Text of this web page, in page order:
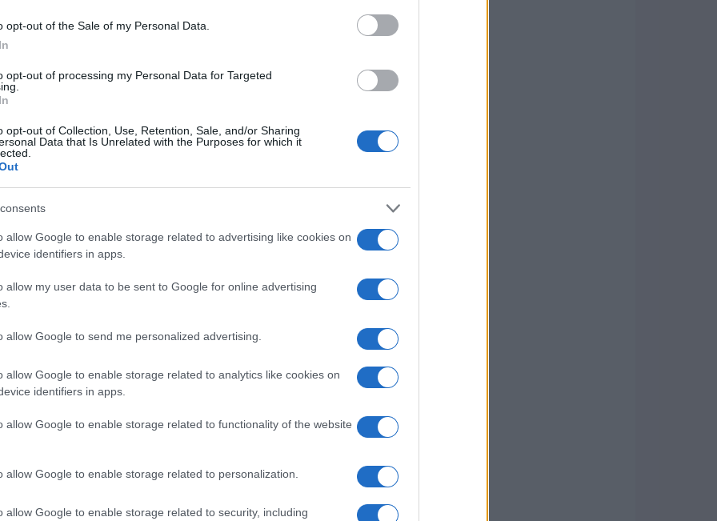
opt-out of the Sale of my Personal Data.
opt-out of processing my Personal Data for Targeted
opt-out of Collection, Use, Retention, Sale, and/or Sharing
Data that Is Unrelated with the Purposes for which it
allow Google to enable storage related to advertising like cookies on
identifiers in apps.
allow my user data to be sent to Google for online advertising
allow Google to send me personalized advertising.
allow Google to enable storage related to analytics like cookies on
identifiers in apps.
allow Google to enable storage related to functionality of the website
allow Google to enable storage related to personalization.
allow Google to enable storage related to security, including
h2>
viaggio: è un atto di fede profondo e
diocesi di Kasana-Luweero, questo viaggio
il proprio credo e portare speranza
Mpanga sottolinea che attraversare la
è un gesto simbolico che rinvigorisce la fede.
a sostenere la croce nei momenti difficili.
quindi un modo per donare speranza a chi
Ti sei mai chiesto quanto possa essere
spirituale?<\/p>
impegno con parole toccanti: “Porterò
di chi non ha potuto partecipare”. È
che si sentono parte di un’unica
un’occasione imperdibile per rinnovare il
un momento di incontro che può davvero